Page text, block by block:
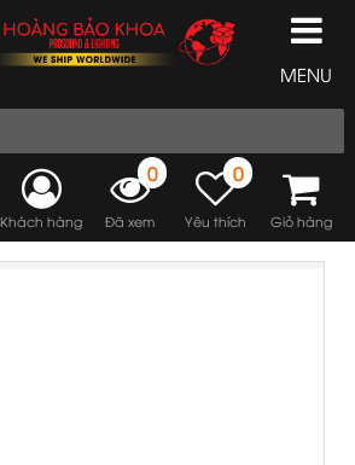
MENU
Khách hàng
0
Đã xem
0
Yêu thích Giỏ hàng